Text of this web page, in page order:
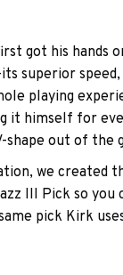
got his hands
superior
playing
it himself for
shape out of the
we created
III Pick so you
pick Kirk